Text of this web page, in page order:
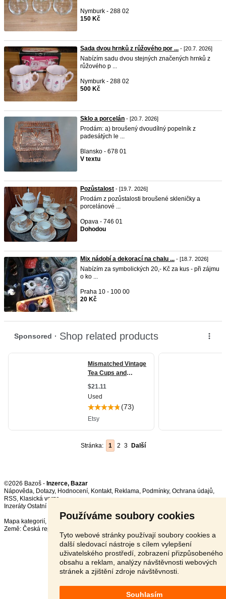
Používáme soubory cookies
Tyto webové stránky používají soubory cookies a
další sledovací nástroje s cílem vylepšení
uživatelského prostředí, zobrazení přizpůsobeného
obsahu a reklam, analýzy návštěvnosti webových
stránek a zjištění zdroje návštěvnosti.
Souhlasím
Nymburk - 288 02
150 Kč
Sada dvou hrnků z růžového por ... - [20.7. 2026]
Nabízím sadu dvou stejných značených hrnků z
růžového p ...
Nymburk - 288 02
500 Kč
Sklo a porcelán - [20.7. 2026]
Prodám: a) broušený dvoudílný popelník z
padesátých le ...
Blansko - 678 01
V textu
Pozůstalost - [19.7. 2026]
Prodám z pozůstalosti broušené skleničky a
porcelánové ...
Opava - 746 01
Dohodou
Mix nádobí a dekorací na chalu ... - [18.7. 2026]
Nabízím za symbolických 20,- Kč za kus - při zájmu
o ko ...
Praha 10 - 100 00
20 Kč
Stránka: 1 2 3 Další
©2026 Bazoš - Inzerce, Bazar
Nápověda, Dotazy, Hodnocení, Kontakt, Reklama, Podmínky, Ochrana údajů,
RSS,
Inzeráty Ostatní celkem:
Mapa kategorií,
Nejvyhledávanější výrazy
Země: Česká republika